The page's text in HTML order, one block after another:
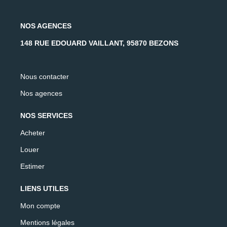
NOS AGENCES
148 RUE EDOUARD VAILLANT, 95870 BEZONS
Nous contacter
Nos agences
NOS SERVICES
Acheter
Louer
Estimer
LIENS UTILES
Mon compte
Mentions légales